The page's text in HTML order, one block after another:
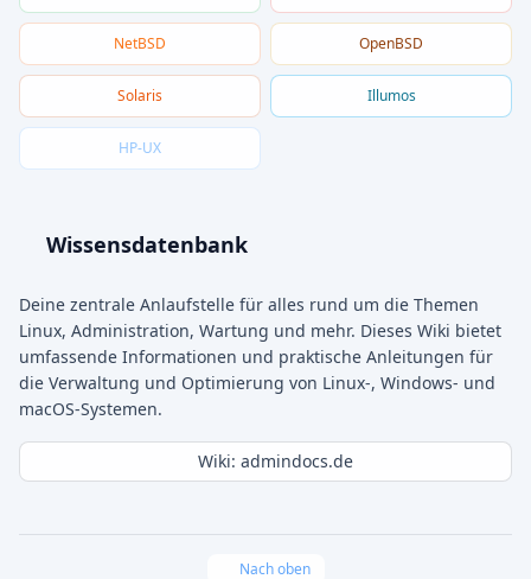
NetBSD OpenBSD
Solaris Illumos
HP-UX
Wissensdatenbank
Deine zentrale Anlaufstelle für alles rund um die Themen
Linux, Administration, Wartung und mehr. Dieses Wiki bietet
umfassende Informationen und praktische Anleitungen für
die Verwaltung und Optimierung von Linux-, Windows- und
macOS-Systemen.
Wiki: admindocs.de
Nach oben